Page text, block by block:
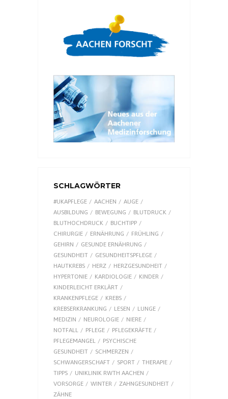
SCHLAGWÖRTER
#UKAPFLEGE AACHEN
AUGE
AUSBILDUNG
BEWEGUNG
BLUTDRUCK
BLUTHOCHDRUCK
BUCHTIPP
CHIRURGIE
ERNÄHRUNG
FRÜHLING
GEHIRN
GESUNDE ERNÄHRUNG
GESUNDHEIT
GESUNDHEITSPFLEGE
HAUTKREBS
HERZ
HERZGESUNDHEIT
HYPERTONIE
KARDIOLOGIE
KINDER
KINDERLEICHT ERKLÄRT
KRANKENPFLEGE
KREBS
KREBSERKRANKUNG
LESEN
LUNGE
MEDIZIN
NEUROLOGIE
NIERE
NOTFALL
PFLEGE
PFLEGEKRÄFTE
PFLEGEMANGEL
PSYCHISCHE
GESUNDHEIT
SCHMERZEN
SCHWANGERSCHAFT
SPORT
THERAPIE
TIPPS
UNIKLINIK RWTH AACHEN
VORSORGE
WINTER
ZAHNGESUNDHEIT
ZÄHNE